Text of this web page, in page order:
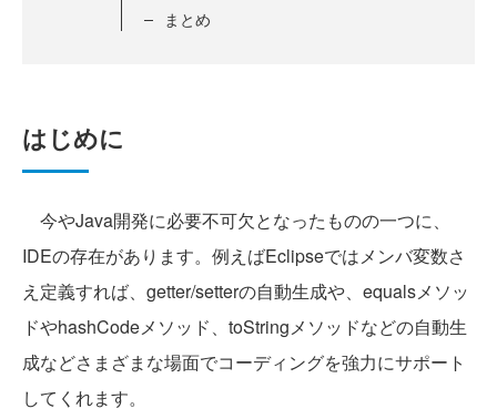
まとめ
はじめに
今やJava開発に必要不可欠となったものの一つに、
IDEの存在があります。例えばEclipseではメンバ変数さ
え定義すれば、getter/setterの自動生成や、equalsメソッ
ドやhashCodeメソッド、toStringメソッドなどの自動生
成などさまざまな場面でコーディングを強力にサポート
してくれます。